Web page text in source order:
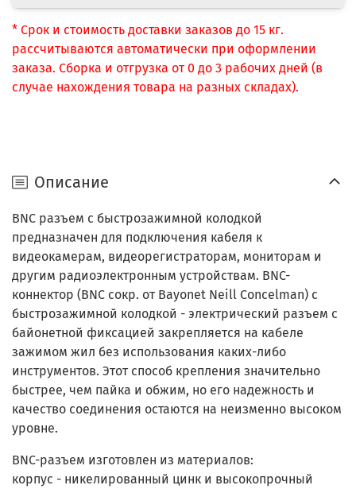
* Срок и стоимость доставки заказов до 15 кг.
рассчитываются автоматически при оформлении
заказа. Сборка и отгрузка от 0 до 3 рабочих дней (в
случае нахождения товара на разных складах).
Описание
BNC разъем c быстрозажимной колодкой
предназначен для подключения кабеля к
видеокамерам, видеорегистраторам, мониторам и
другим радиоэлектронным устройствам. BNC-
коннектор (BNC сокр. от Bayonet Neill Concelman) с
быстрозажимной колодкой - электрический разъем с
байонетной фиксацией закрепляется на кабеле
зажимом жил без использования каких-либо
инструментов. Этот способ крепления значительно
быстрее, чем пайка и обжим, но его надежность и
качество соединения остаются на неизменно высоком
уровне.
BNC-разъем изготовлен из материалов:
корпус - никелированный цинк и высокопрочный